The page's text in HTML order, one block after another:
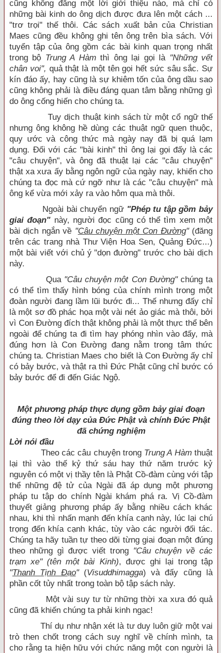
cũng không đăng một lời giới thiệu nào, mà chỉ có
những bài kinh do ông dịch được đưa lên một cách ...
"trơ trọi" thế thôi. Các sách xuất bản của Christian
Maes cũng đều không ghi tên ông trên bìa sách. Với
tuyển tập của ông gồm các bài kinh quan trọng nhất
trong bộ Trung A Hàmthì ông lại gọi là "Những vết
chân voi", quả thật là một tên gọi hết sức sâu sắc. Sự
kín đáo ấy, hay cũng là sự khiêm tốn của ông dầu sao
cũng không phải là điều đáng quan tâm bằng những gì
do ông cống hiến cho chúng ta.
Tuy dịch thuật kinh sách từ một cổ ngữ thế
nhưng ông không hề dùng các thuật ngữ quen thuộc,
quy ước và công thức mà ngày nay đã bị quá lạm
dụng. Đối với các "bài kinh" thì ông lại gọi đấy là các
"câu chuyện", và ông đã thuật lại các "câu chuyện"
thật xa xưa ấy bằng ngôn ngữ của ngày nay, khiến cho
chúng ta đọc mà cứ ngỡ như là các "câu chuyện" mà
ông kể vừa mới xảy ra vào hôm qua mà thôi.
Ngoài bài chuyển ngữ "Phép tu tập gồm bảy
giai đoạn" này, người đọc cũng có thể tìm xem một
bài dịch ngắn về "Câu chuyện một Con Đường"(đăng
trên các trang nhà Thư Viện Hoa Sen, Quảng Đức...)
một bài viết với chủ ý "dọn đường" trước cho bài dịch
này.
Qua "Câu chuyện một Con Đường"chúng ta
có thể tìm thấy hình bóng của chính mình trong một
đoàn người đang lầm lũi bước đi... Thế nhưng đấy chỉ
là một sơ đồ phác họa một vài nét ảo giác mà thôi, bởi
vì Con Đường đích thật không phải là một thực thể bên
ngoài để chúng ta đi tìm hay phóng nhìn vào đấy, mà
đúng hơn là Con Đường đang nằm trong tâm thức
chúng ta. Christian Maes cho biết là Con Đường ấy chỉ
có bảy bước, và thật ra thì Đức Phật cũng chỉ bước có
bảy bước để đi đến Giác Ngộ.
Một phương pháp thực dụng gồm bảy giai đoạn
đúng theo lời dạy của Đức Phật và chính Đức Phật
đã chứng nghiệm
Lời nói đầu
Theo các câu chuyện trong Trung A Hàmthuật
lại thì vào thế kỷ thứ sáu hay thứ năm trước kỷ
nguyên có một vị thầy tên là Phật Cồ-đàm cùng với tập
thể những đệ tử của Ngài đã áp dụng một phương
pháp tu tập do chính Ngài khám phá ra. Vị Cồ-đàm
thuyết giảng phương pháp ấy bằng nhiều cách khác
nhau, khi thì nhấn mạnh đến khía cạnh này, lúc lại chú
trọng đến khía cạnh khác, tùy vào các người đối tác.
Chúng ta hãy tuần tự theo dõi từng giai đoạn một đúng
theo những gì được viết trong "Câu chuyện về các
trạm xe" (tên một bài Kinh), được ghi lại trong tập
"Thanh Tịnh Đạo"(Visuddhimagga) và đấy cũng là
phần cốt tủy nhất trong toàn bộ tập sách này.
Một vài suy tư từ những thời xa xưa đó quả
cũng đã khiến chúng ta phải kinh ngạc!
Thí dụ như nhận xét là tư duy luôn giữ một vai
trò then chốt trong cách suy nghĩ về chính mình, ta
cho rằng ta hiện hữu với chức năng một con người là